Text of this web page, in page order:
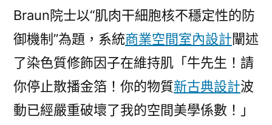
Braun院士以“肌肉干細胞核不穩定性的防
御機制”為題，系統商業空間室內設計闡述
了染色質修飾因子在維持肌「牛先生！請
你停止散播金箔！你的物質新古典設計波
動已經嚴重破壞了我的空間美學係數！」